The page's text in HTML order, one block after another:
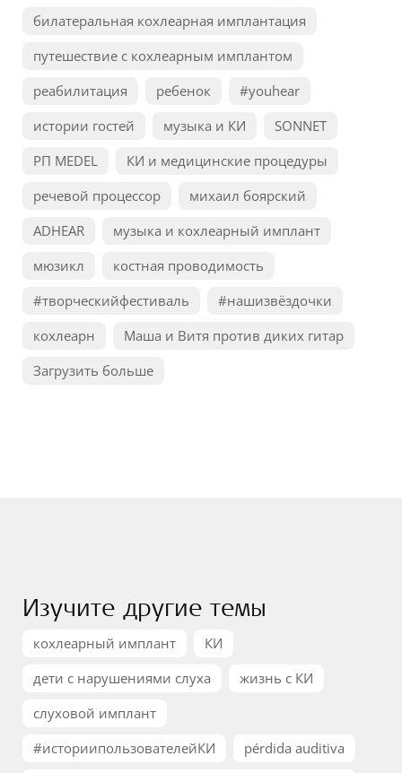
билатеральная кохлеарная имплантация
путешествие с кохлеарным имплантом
реабилитация
ребенок
#youhear
истории гостей
музыка и КИ
SONNET
РП MEDEL
КИ и медицинские процедуры
речевой процессор
михаил боярский
ADHEAR
музыка и кохлеарный имплант
мюзикл
костная проводимость
#творческийфестиваль
#нашизвёздочки
кохлеарн
Маша и Витя против диких гитар
Загрузить больше
Изучите другие темы
кохлеарный имплант
КИ
дети с нарушениями слуха
жизнь с КИ
слуховой имплант
#историипользователейКИ
pérdida auditiva